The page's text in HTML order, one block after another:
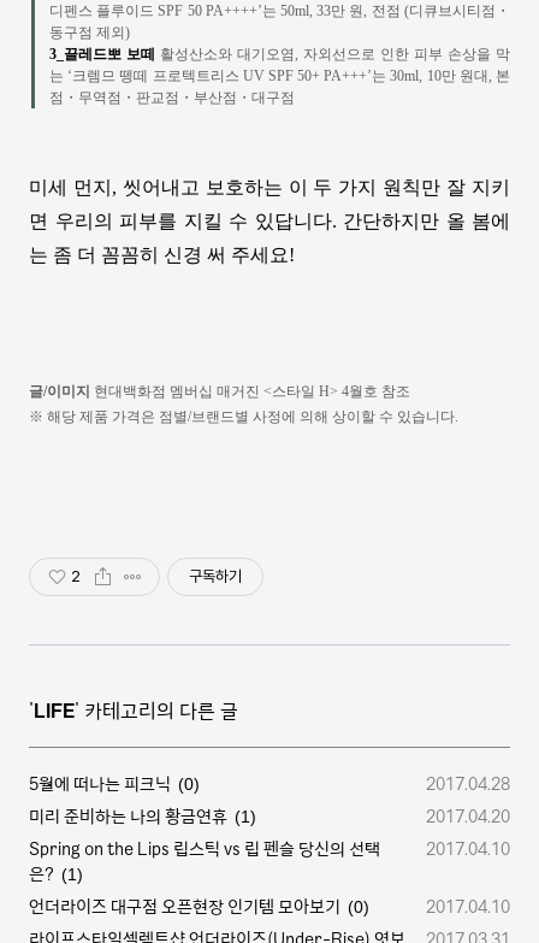
디펜스 플루이드 SPF 50 PA++++’는 50ml, 33만 원 전점 (디큐브시티점 ・
동구점 제외)
3_끌레드뽀 보떼 활성산소와 대기오염
자외선으로 인한 피부 손상을 막
는 ‘크렘므 뗑떼 프로텍트리스 UV SPF 50+ PA+++’는 30ml, 10만 원대 본
점 ・무역점・판교점・부산점・대구점
미세 먼지 , 씻어내고 보호하는 이 두 가지 원칙만 잘 지키
면 우리의 피부를 지킬 수 있답니다. 간단하지만 올 봄에
는 좀 더 꼼꼼히 신경 써 주세요!
글/이미지 현대백화점 멤버십 매거진 <스타일 H> 4월호 참조
※ 해당 제품 가격은 점별/브랜드별 사정에 의해 상이할 수 있습니다
2 구독하기
'LIFE' 카테고리의 다른 글
5월에 떠나는 피크닉 (0)
2017.04.28
미리 준비하는 나의 황금연휴 (1)
2017.04.20
Spring on the Lips 립스틱 vs 립 펜슬 당신의 선택
은? (1)
2017.04.10
언더라이즈 대구점 오픈현장 인기템 모아보기 (0)
2017.04.10